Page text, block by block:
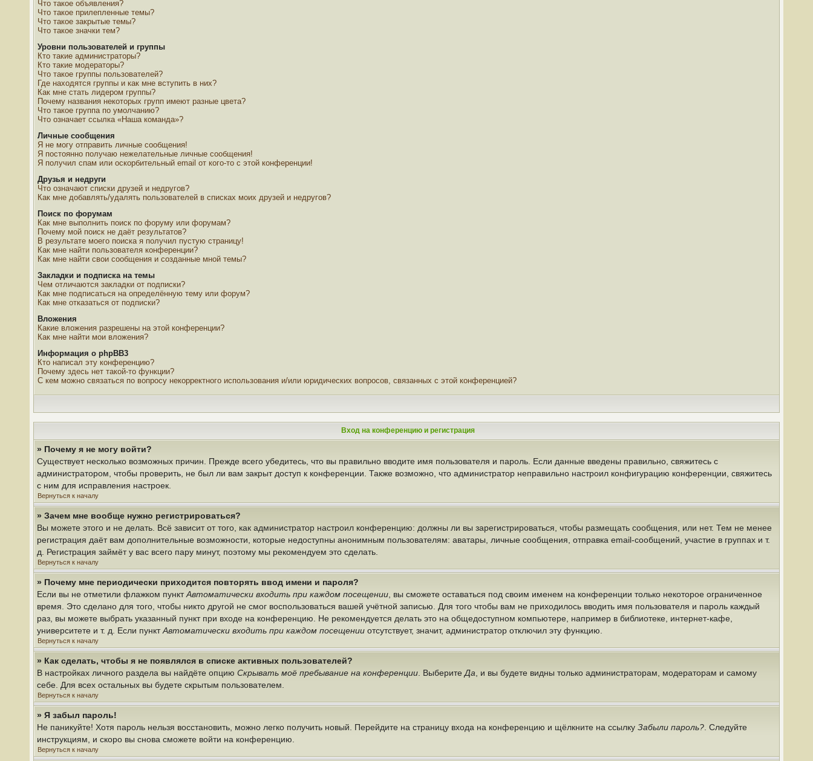
Что такое объявления?
Что такое прилепленные темы?
Что такое закрытые темы?
Что такое значки тем?
Уровни пользователей и группы
Кто такие администраторы?
Кто такие модераторы?
Что такое группы пользователей?
Где находятся группы и как мне вступить в них?
Как мне стать лидером группы?
Почему названия некоторых групп имеют разные цвета?
Что такое группа по умолчанию?
Что означает ссылка «Наша команда»?
Личные сообщения
Я не могу отправить личные сообщения!
Я постоянно получаю нежелательные личные сообщения!
Я получил спам или оскорбительный email от кого-то с этой конференции!
Друзья и недруги
Что означают списки друзей и недругов?
Как мне добавлять/удалять пользователей в списках моих друзей и недругов?
Поиск по форумам
Как мне выполнить поиск по форуму или форумам?
Почему мой поиск не даёт результатов?
В результате моего поиска я получил пустую страницу!
Как мне найти пользователя конференции?
Как мне найти свои сообщения и созданные мной темы?
Закладки и подписка на темы
Чем отличаются закладки от подписки?
Как мне подписаться на определённую тему или форум?
Как мне отказаться от подписки?
Вложения
Какие вложения разрешены на этой конференции?
Как мне найти мои вложения?
Информация о phpBB3
Кто написал эту конференцию?
Почему здесь нет такой-то функции?
С кем можно связаться по вопросу некорректного использования и/или юридических вопросов, связанных с этой конференцией?
Вход на конференцию и регистрация
» Почему я не могу войти?
Существует несколько возможных причин. Прежде всего убедитесь, что вы правильно вводите имя пользователя и пароль. Если данные введены правильно, свяжитесь с
администратором, чтобы проверить, не был ли вам закрыт доступ к конференции. Также возможно, что администратор неправильно настроил конфигурацию конференции, свяжитесь
с ним для исправления настроек.
Вернуться к началу
» Зачем мне вообще нужно регистрироваться?
Вы можете этого и не делать. Всё зависит от того, как администратор настроил конференцию: должны ли вы зарегистрироваться, чтобы размещать сообщения, или нет. Тем не менее
регистрация даёт вам дополнительные возможности, которые недоступны анонимным пользователям: аватары, личные сообщения, отправка email-сообщений, участие в группах и т.
д. Регистрация займёт у вас всего пару минут, поэтому мы рекомендуем это сделать.
Вернуться к началу
» Почему мне периодически приходится повторять ввод имени и пароля?
Если вы не отметили флажком пунктАвтоматически входить при каждом посещении , вы сможете оставаться под своим именем на конференции только некоторое ограниченное
время. Это сделано для того, чтобы никто другой не смог воспользоваться вашей учётной записью. Для того чтобы вам не приходилось вводить имя пользователя и пароль каждый
раз, вы можете выбрать указанный пункт при входе на конференцию. Не рекомендуется делать это на общедоступном компьютере, например в библиотеке, интернет-кафе,
университете и т. д. Если пунктАвтоматически входить при каждом посещении отсутствует, значит, администратор отключил эту функцию.
Вернуться к началу
» Как сделать, чтобы я не появлялся в списке активных пользователей?
В настройках личного раздела вы найдёте опцию Скрывать моё пребывание на конференции . Выберите Да , и вы будете видны только администраторам, модераторам и самому
себе. Для всех остальных вы будете скрытым пользователем.
Вернуться к началу
» Я забыл пароль!
Не паникуйте! Хотя пароль нельзя восстановить, можно легко получить новый. Перейдите на страницу входа на конференцию и щёлкните на ссылку Забыли пароль? . Следуйте
инструкциям, и скоро вы снова сможете войти на конференцию.
Вернуться к началу